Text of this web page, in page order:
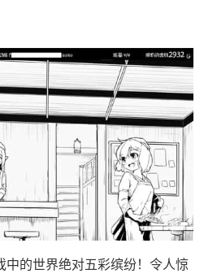
中的世界绝对五彩缤纷！令人惊